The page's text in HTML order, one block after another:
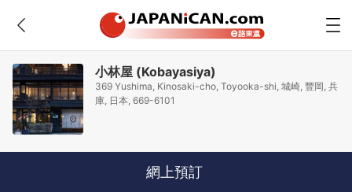
小林屋 (Kobayasiya)
369 Yushima, Kinosaki-cho, Toyooka-shi, 城崎, 豐岡, 兵
庫, 日本, 669-6101
網上預訂